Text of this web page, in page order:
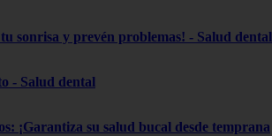
sonrisa y prevén problemas! - Salud dental
- Salud dental
¡Garantiza su salud bucal desde temprana